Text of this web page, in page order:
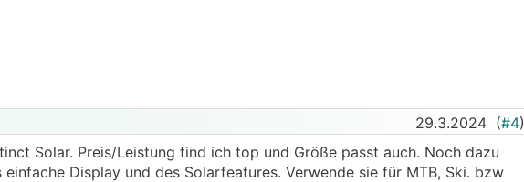
29.3.2024 (#4)
Solar. Preis/Leistung find ich top und Größe passt auch. Noch dazu
Display und des Solarfeatures. Verwende sie für MTB, Ski. bzw